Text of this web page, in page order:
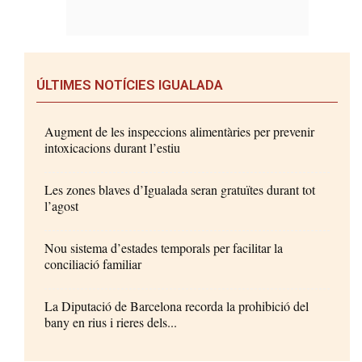
ÚLTIMES NOTÍCIES IGUALADA
Augment de les inspeccions alimentàries per prevenir
intoxicacions durant l’estiu
Les zones blaves d’Igualada seran gratuïtes durant tot
l’agost
Nou sistema d’estades temporals per facilitar la
conciliació familiar
La Diputació de Barcelona recorda la prohibició del
bany en rius i rieres dels...